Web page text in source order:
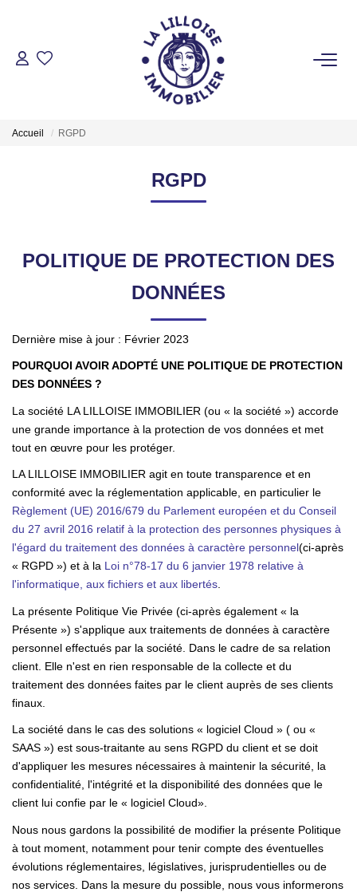
ACHETER
Tous Nos Biens
GESTION LOCATIVE
TRANSACTIONS RÉALISÉES
NOTRE AGENCE
EN
Accueil RGPD
RGPD
POLITIQUE DE PROTECTION DES
DONNÉES
Dernière mise à jour : Février 2023
POURQUOI AVOIR ADOPTÉ UNE POLITIQUE DE PROTECTION
DES DONNÉES ?
La société LA LILLOISE IMMOBILIER (ou « la société ») accorde
une grande importance à la protection de vos données et met
tout en œuvre pour les protéger.
LA LILLOISE IMMOBILIER agit en toute transparence et en
conformité avec la réglementation applicable, en particulier le
Règlement (UE) 2016/679 du Parlement européen et du Conseil
du 27 avril 2016 relatif à la protection des personnes physiques à
l'égard du traitement des données à caractère personnel(ci-après
« RGPD ») et à la Loi n°78-17 du 6 janvier 1978 relative à
l'informatique, aux fichiers et aux libertés
La présente Politique Vie Privée (ci-après également « la
Présente ») s'applique aux traitements de données à caractère
personnel effectués par la société. Dans le cadre de sa relation
client. Elle n'est en rien responsable de la collecte et du
traitement des données faites par le client auprès de ses clients
finaux.
La société dans le cas des solutions « logiciel Cloud » ( ou «
SAAS ») est sous-traitante au sens RGPD du client et se doit
d'appliquer les mesures nécessaires à maintenir la sécurité, la
confidentialité, l'intégrité et la disponibilité des données que le
client lui confie par le « logiciel Cloud».
Nous nous gardons la possibilité de modifier la présente Politique
à tout moment, notamment pour tenir compte des éventuelles
évolutions réglementaires, législatives, jurisprudentielles ou de
nos services. Dans la mesure du possible, nous vous informerons